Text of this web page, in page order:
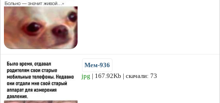
Мем-936
jpg | 167.92Kb | скачали: 73